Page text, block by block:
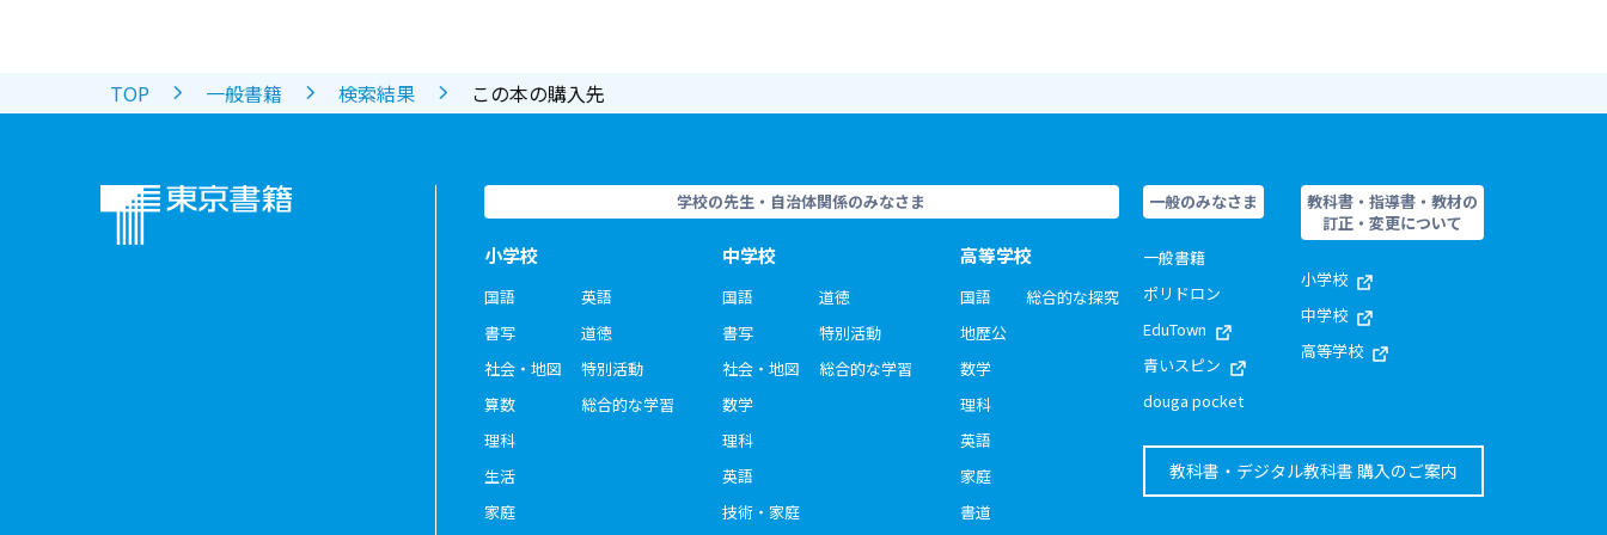
TOP 一般書籍 検索結果 この本の購入先
学校の先生・自治体関係のみなさま
小学校
国語
書写
社会・地図
算数
理科
生活
家庭
英語
道徳
特別活動
総合的な学習
中学校
国語
書写
社会・地図
数学
理科
英語
技術・家庭
道徳
特別活動
総合的な学習
高等学校
国語
地歴公
数学
理科
英語
家庭
書道
総合的な探究
一般のみなさま
一般書籍
ポリドロン
EduTown
青いスピン
douga pocket
教科書・指導書・教材の
訂正・変更について
小学校
中学校
高等学校
教科書・デジタル教科書 購入のご案内